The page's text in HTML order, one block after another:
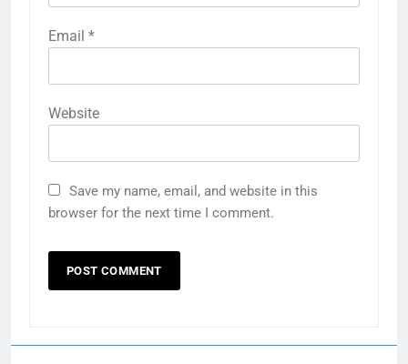
Email *
Website
Save my name, email, and website in this
browser for the next time I comment.